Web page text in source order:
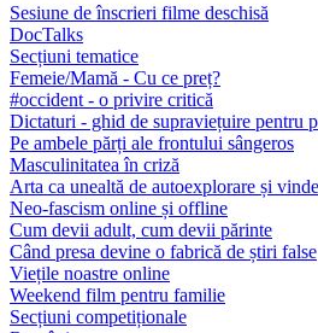
Sesiune de înscrieri filme deschisă
DocTalks
Secțiuni tematice
Femeie/Mamă - Cu ce preț?
#occident - o privire critică
Dictaturi - ghid de supraviețuire pentru
Pe ambele părți ale frontului sângeros
Masculinitatea în criză
Arta ca unealtă de autoexplorare și
Neo-fascism online și offline
Cum devii adult, cum devii părinte
Când presa devine o fabrică de știri false
Viețile noastre online
Weekend film pentru familie
Secțiuni competiționale